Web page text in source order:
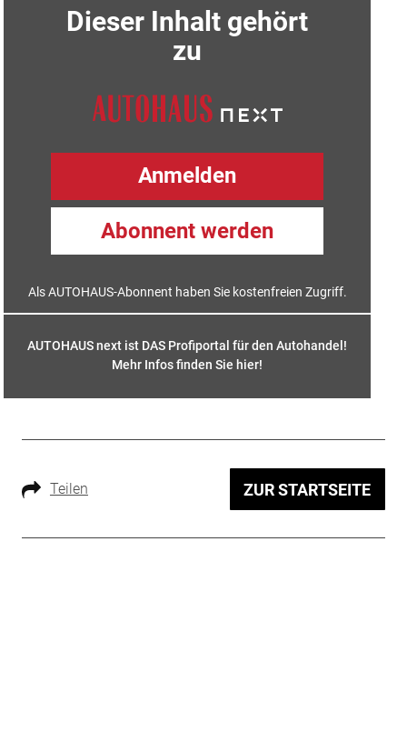
Dieser Inhalt gehört
zu
Anmelden
Abonnent werden
Als AUTOHAUS-Abonnent haben Sie kostenfreien Zugriff.
AUTOHAUS next ist DAS Profiportal für den Autohandel!
Mehr Infos finden Sie hier!
Teilen ZUR STARTSEITE